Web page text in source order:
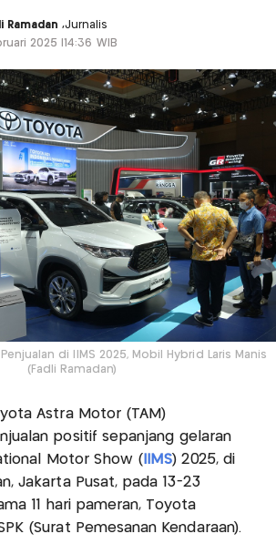
Ramadan,Jurnalis
2025 |14:36 WIB
Penjualan di IIMS 2025, Mobil Hybrid Laris Manis
(Fadli Ramadan)
Astra Motor (TAM)
positif sepanjang gelaran
Motor Show ( IIMS) 2025, di
Jakarta Pusat, pada 13-23
11 hari pameran, Toyota
(Surat Pemesanan Kendaraan).